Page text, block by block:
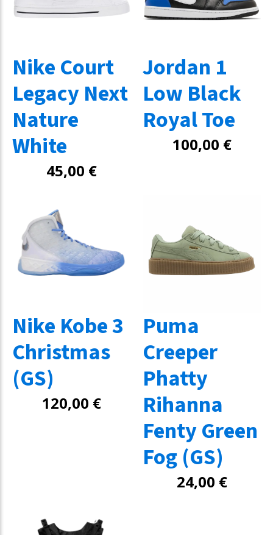
Nike Court
Legacy Next
Nature
White
45,00 €
Jordan 1
Low Black
Royal Toe
100,00 €
Nike Kobe 3
Christmas
(GS)
120,00 €
Puma
Creeper
Phatty
Rihanna
Fenty Green
Fog (GS)
24,00 €